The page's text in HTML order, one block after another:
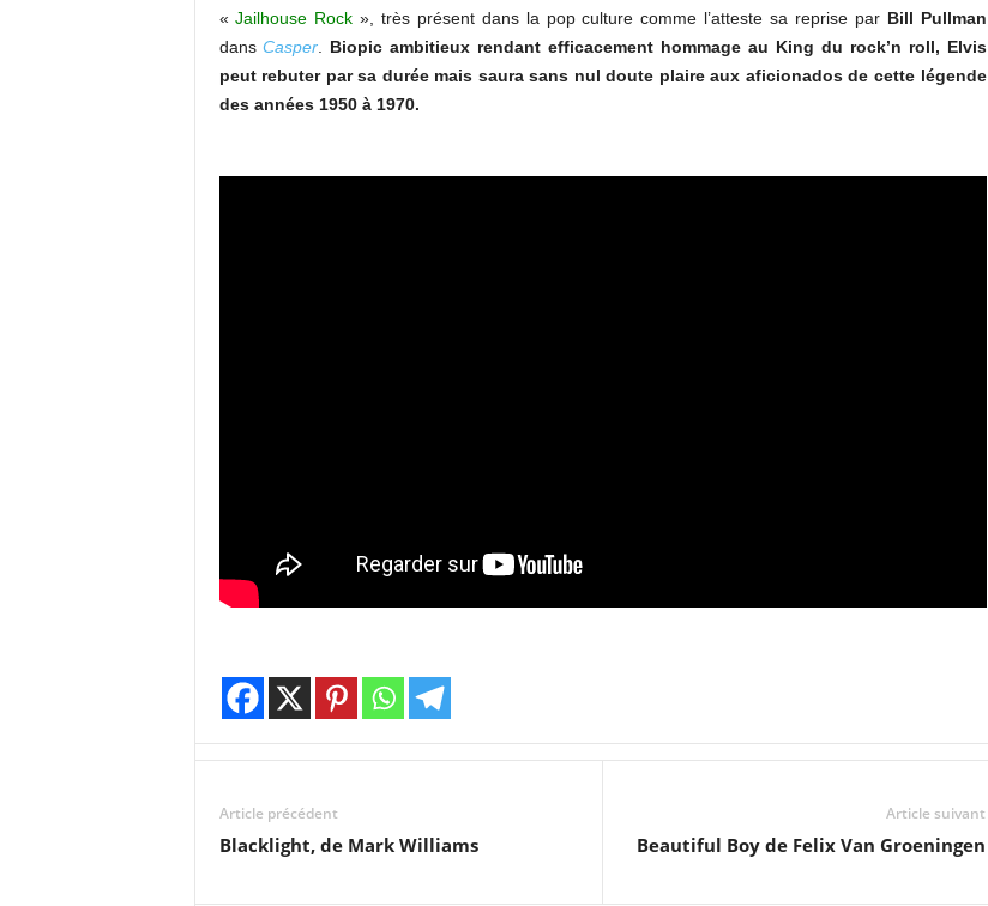
«Jailhouse Rock », très présent dans la pop culture comme l’atteste sa reprise par Bill Pullman
dansCasper
Biopic ambitieux rendant efficacement hommage au King du rock’n roll, Elvis
peut rebuter par sa durée mais saura sans nul doute plaire aux aficionados de cette légende
des années 1950 à 1970.
Article précédent
Blacklight, de Mark Williams
Article suivant
Beautiful Boy de Felix Van Groeningen